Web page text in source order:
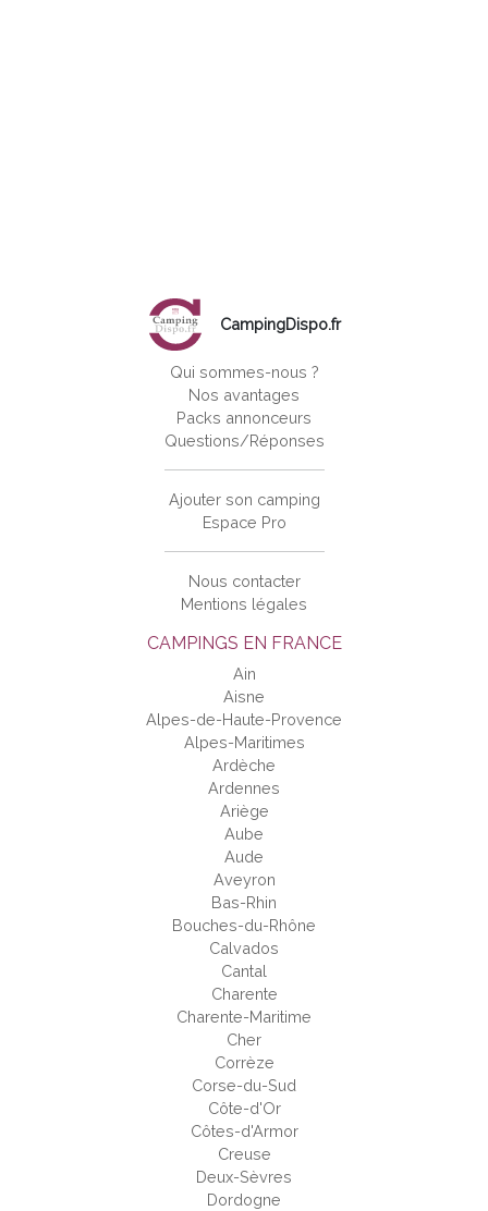
CAMPINGS EN FRANCE
Ain
Aisne
Alpes-de-Haute-Provence
Alpes-Maritimes
Ardèche
Ardennes
Ariège
Aube
Aude
Aveyron
Bas-Rhin
Bouches-du-Rhône
Calvados
Cantal
Charente
Charente-Maritime
Cher
Corrèze
Corse-du-Sud
Côte-d'Or
Côtes-d'Armor
Creuse
Deux-Sèvres
Dordogne
CampingDispo.fr
Qui sommes-nous ?
Nos avantages
Packs annonceurs
Questions/Réponses
Ajouter son camping
Espace Pro
Nous contacter
Mentions légales